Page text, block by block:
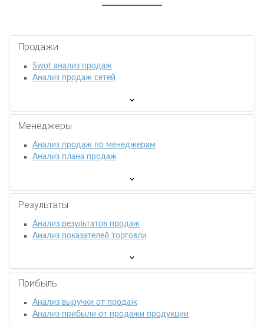
Продажи
Swot анализ продаж
Анализ продаж сетей
Менеджеры
Анализ продаж по менеджерам
Анализ плана продаж
Результаты
Анализ результатов продаж
Анализ показателей торговли
Прибыль
Анализ выручки от продаж
Анализ прибыли от продажи продукции